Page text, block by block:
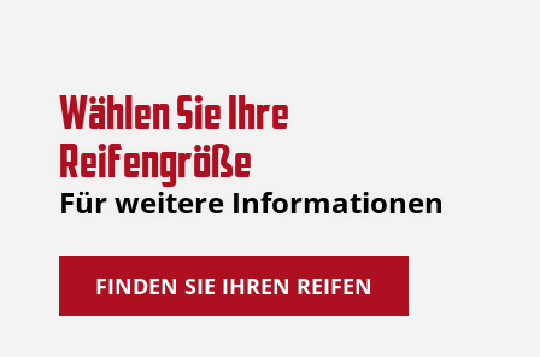
Wählen Sie Ihre
Reifengröße
Für weitere Informationen
FINDEN SIE IHREN REIFEN